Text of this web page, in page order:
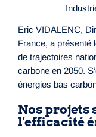
Eric VIDALENC,
France, a présenté
de trajectoires
carbone en 2050.
énergies bas
Nos projets
l'efficacité